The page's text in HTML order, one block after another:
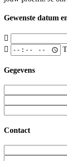
Gewenste datum
Gegevens
Contact